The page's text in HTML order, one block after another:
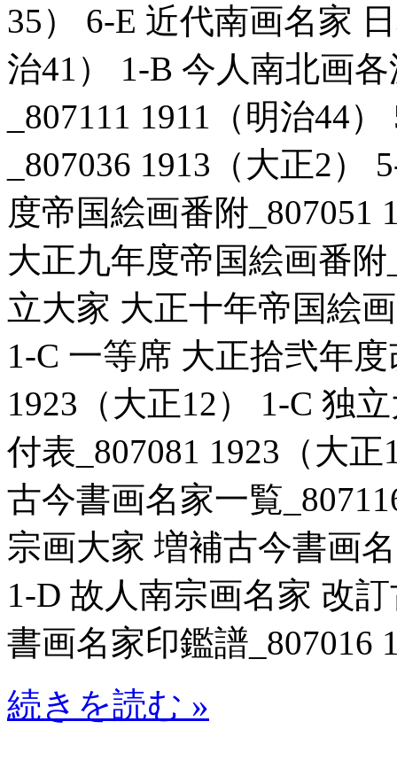
35） 6-E 近代南画名家
治41） 1-B 今人南北画
_807111 1911（明治44
_807036 1913（大正2
度帝国絵画番附_807051
大正九年度帝国絵画番附
立大家 大正十年帝国絵
1-C 一等席 大正拾弐年
1923（大正12） 1-C 独
付表_807081 1923（大
古今書画名家一覧
宗画大家 増補古今書画
1-D 故人南宗画名家 改
書画名家印鑑譜_807016
続きを読む »